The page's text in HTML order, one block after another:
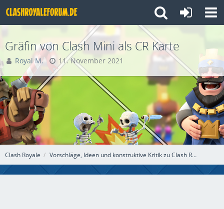
Clash Royale Vorschläge, Ideen und konstruktive Kritik zu Clash Royale
Gräfin von Clash Mini als CR Karte
Royal M. 11. November 2021